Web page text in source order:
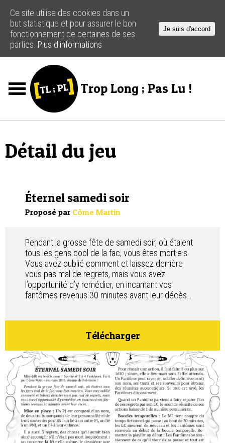
Trop Long ; Pas Lu !
Jeux
Ressources
Détail du jeu
Éternel samedi soir
Proposé par Côme Martin
Pendant la grosse fête de samedi soir, où étaient
tous les gens cool de la fac, vous êtes mort·e·s.
Vous avez oublié comment et laissez derrière
vous pas mal de regrets, mais vous avez
l’opportunité d’y remédier, en incarnant vos
fantômes revenus 30 minutes avant leur décès…
Télécharger
Ce site utilise des cookies dans un
but statistique et pour assurer le bon
fonctionnement de certaines de ses
parties. Plus d'informations
Je suis d'accord